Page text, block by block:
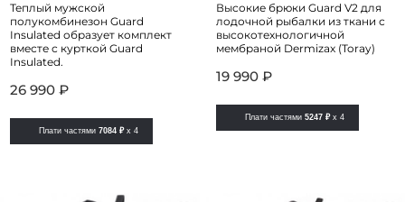
Теплый мужской
полукомбинезон Guard
Insulated образует комплект
вместе с курткой Guard
Insulated.
26 990 ₽
Плати частями7084 ₽ x 4
Высокие брюки Guard V2 для
лодочной рыбалки из ткани с
высокотехнологичной
мембраной Dermizax (Toray)
19 990 ₽
Плати частями 5247 ₽ x 4